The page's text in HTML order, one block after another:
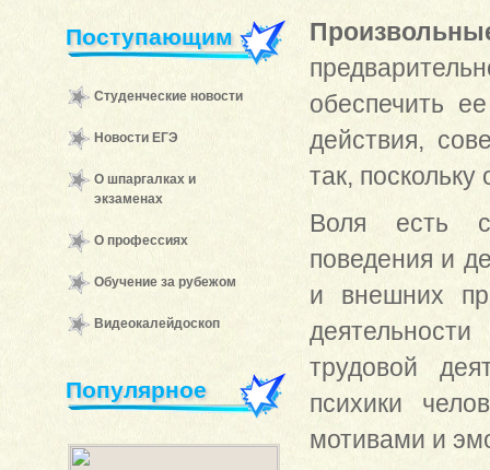
Поступающим
Студенческие новости
Новости ЕГЭ
О шпаргалках и
экзаменах
О профессиях
Обучение за рубежом
Видеокалейдоскоп
Популярное
обеспечить
действия,
так,
Воля есть
поведения и
и внешних
трудовой
психики
мотивами и